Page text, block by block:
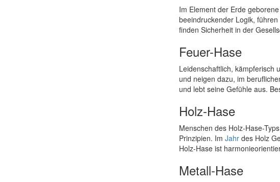
Im Element der Erde
beeindruckender Logik,
finden Sicherheit in der
Feuer-Hase
Leidenschaftlich, kämpferisch
und neigen dazu, im
und lebt seine Gefühle aus.
Holz-Hase
Menschen des Holz-Hase-
Prinzipien. Im Jahr des Holz
Holz-Hase ist
Metall-Hase